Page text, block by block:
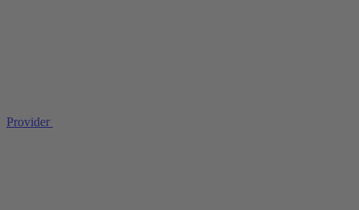
Provider